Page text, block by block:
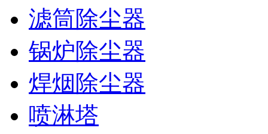
滤筒除尘器
锅炉除尘器
焊烟除尘器
喷淋塔